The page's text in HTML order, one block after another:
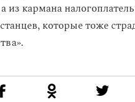
а из кармана
которые тоже